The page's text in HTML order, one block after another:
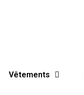
Vêtements